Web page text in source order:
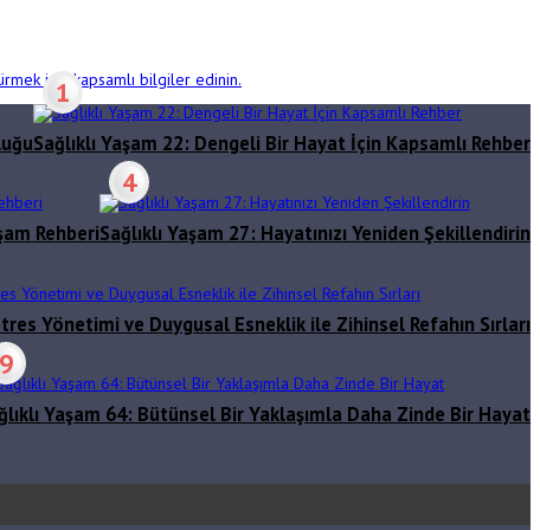
için kapsamlı bilgiler edinin.
1
Sağlıklı Yaşam 22: Dengeli Bir Hayat İçin Kapsamlı Rehber
4
Sağlıklı Yaşam 27: Hayatınızı Yeniden Şekillendirin
Rehberi
Yönetimi ve Duygusal Esneklik ile Zihinsel Refahın Sırları
9
Yaşam 64: Bütünsel Bir Yaklaşımla Daha Zinde Bir Hayat